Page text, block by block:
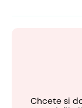
Chcete si